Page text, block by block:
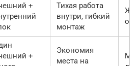
+
Тихая работа
внутри, гибкий
монтаж
+
Экономия
места на